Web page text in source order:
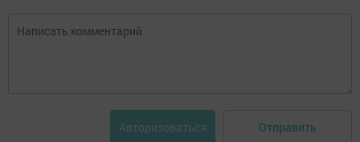
Авторизоваться Отправить